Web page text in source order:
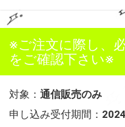
※ご注文に際し、
をご確認下さい※
対象： 通信販売のみ
申し込み受付期間： 2024